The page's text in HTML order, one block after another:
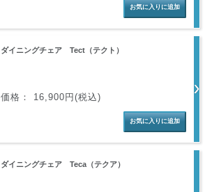
ダイニングチェア Tect（テクト）
価格： 16,900円(税込)
ダイニングチェア Teca（テクア）